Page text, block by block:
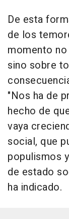
De esta
de los
momento
sino sobre
"Nos ha de
hecho de
vaya
social, que
populismos
de estado
ha indicado.